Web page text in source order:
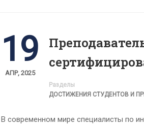
19
АПР, 2025
Разделы
ДОСТИЖЕНИЯ СТУДЕНТОВ И
В современном мире специалисты по